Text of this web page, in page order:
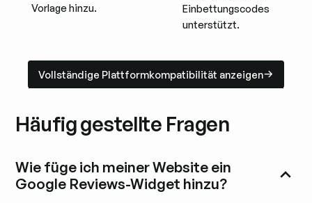
Vorlage hinzu.
Einbettungscodes
unterstützt.
Vollständige Plattformkompatibilität anzeigen
Vollständige Plattformkompatibilität anzeigen
Häufig gestellte Fragen
Wie füge ich meiner Website ein
Google Reviews-Widget hinzu?